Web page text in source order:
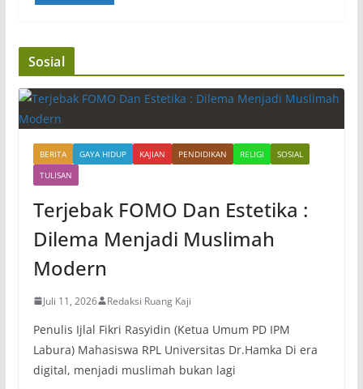
Sosial
BERITA GAYA HIDUP KAJIAN PENDIDIKAN RELIGI
SOSIAL
TULISAN
Terjebak FOMO Dan Estetika :
Dilema Menjadi Muslimah
Modern
Juli 11, 2026 Redaksi Ruang Kaji
Penulis Ijlal Fikri Rasyidin (Ketua Umum PD IPM
Labura) Mahasiswa RPL Universitas Dr.Hamka Di era
digital, menjadi muslimah bukan lagi